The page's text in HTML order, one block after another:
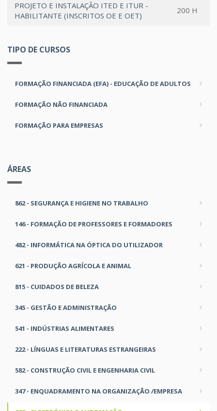
PROJETO E INSTALAÇÃO ITED E ITUR -
HABILITANTE (INSCRITOS OE E OET)
200 H
TIPO DE CURSOS
FORMAÇÃO FINANCIADA (EFA) - EDUCAÇÃO DE ADULTOS
FORMAÇÃO NÃO FINANCIADA
FORMAÇÃO PARA EMPRESAS
ÁREAS
862 - SEGURANÇA E HIGIENE NO TRABALHO
146 - FORMAÇÃO DE PROFESSORES E FORMADORES
482 - INFORMÁTICA NA ÓPTICA DO UTILIZADOR
621 - PRODUÇÃO AGRÍCOLA E ANIMAL
815 - CUIDADOS DE BELEZA
345 - GESTÃO E ADMINISTRAÇÃO
541 - INDÚSTRIAS ALIMENTARES
222 - LÍNGUAS E LITERATURAS ESTRANGEIRAS
582 - CONSTRUÇÃO CIVIL E ENGENHARIA CIVIL
347 - ENQUADRAMENTO NA ORGANIZAÇÃO /EMPRESA